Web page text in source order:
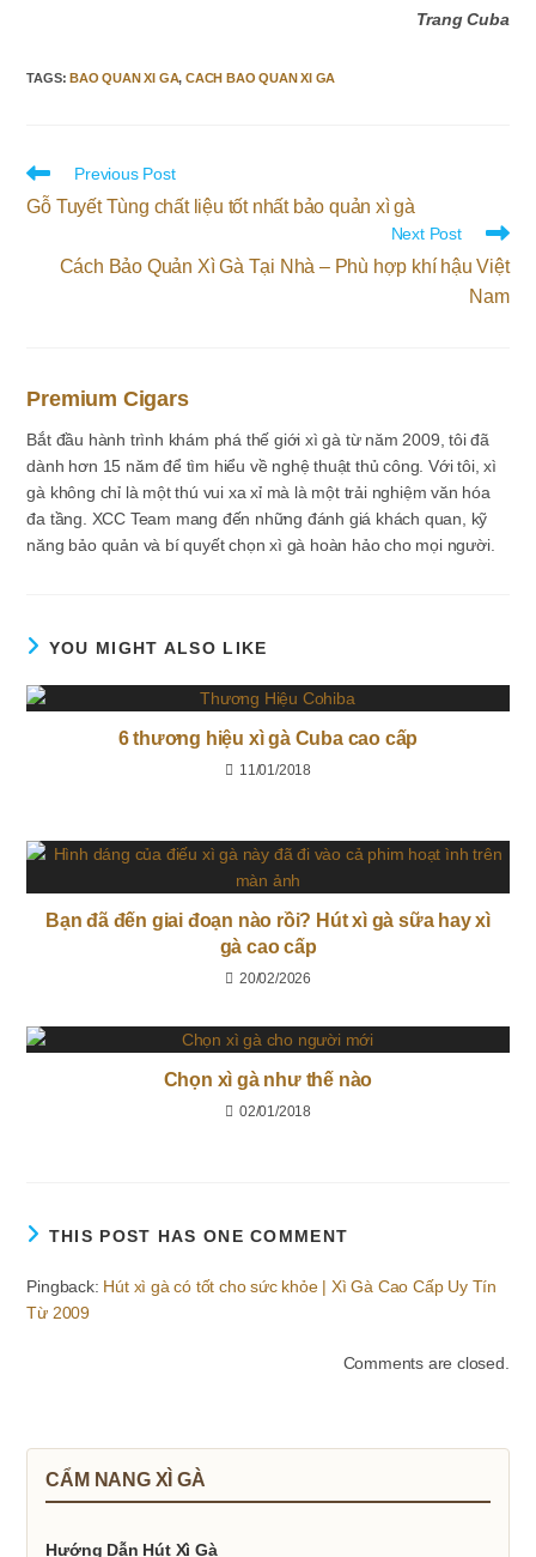
Trang Cuba
TAGS:BAO QUAN XI GA, CACH BAO QUAN XI GA
Read
more
articles
Previous Post
Gỗ Tuyết Tùng chất liệu tốt nhất bảo quản xì gà
Next Post
Cách Bảo Quản Xì Gà Tại Nhà – Phù hợp khí hậu Việt
Nam
Premium Cigars
Bắt đầu hành trình khám phá thế giới xì gà từ năm 2009, tôi đã
dành hơn 15 năm để tìm hiểu về nghệ thuật thủ công. Với tôi, xì
gà không chỉ là một thú vui xa xỉ mà là một trải nghiệm văn hóa
đa tầng. XCC Team mang đến những đánh giá khách quan, kỹ
năng bảo quản và bí quyết chọn xì gà hoàn hảo cho mọi người.
YOU MIGHT ALSO LIKE
6 thương hiệu xì gà Cuba cao cấp
11/01/2018
Bạn đã đến giai đoạn nào rồi? Hút xì gà sữa hay xì
gà cao cấp
20/02/2026
Chọn xì gà như thế nào
02/01/2018
THIS POST HAS ONE COMMENT
Pingback: Hút xì gà có tốt cho sức khỏe | Xì Gà Cao Cấp Uy Tín
Từ 2009
Comments are closed.
CẨM NANG XÌ GÀ
Hướng Dẫn Hút Xì Gà